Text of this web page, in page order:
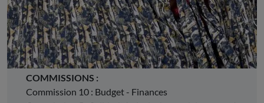
l'Union régionale de la Confédération française
démocratique du travail (CFDT) Auvergne-Rhône-
Alpes
COMMISSIONS :
Commission 10 : Budget - Finances